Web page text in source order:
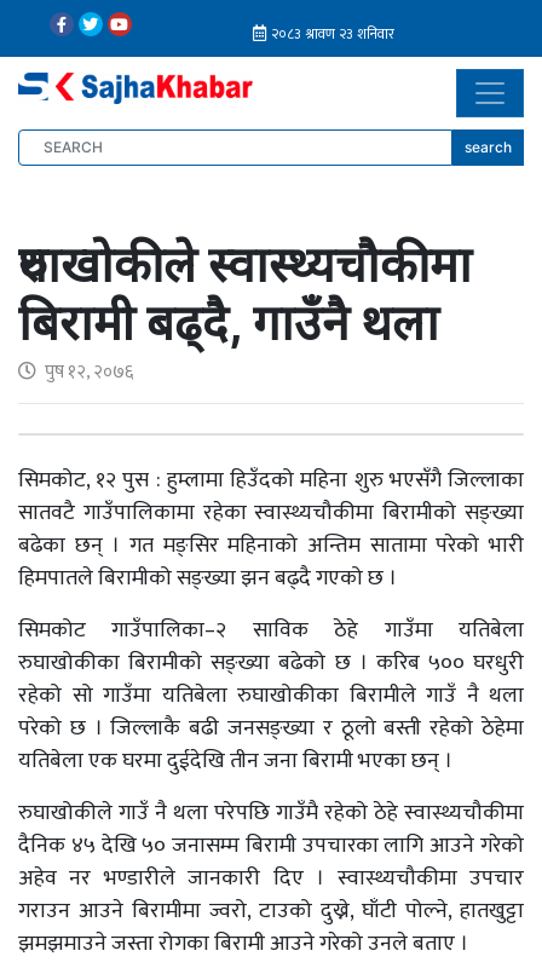
search
रुघाखोकीले स्वास्थ्यचौकीमा
बिरामी बढ्दै, गाउँनै थला
पुष १२, २०७६
सिमकोट, १२ पुस : हुम्लामा हिउँदको महिना शुरु भएसँगै जिल्लाका
सातवटै गाउँपालिकामा रहेका स्वास्थ्यचौकीमा बिरामीको सङ्ख्या
बढेका छन् । गत मङ्सिर महिनाको अन्तिम सातामा परेको भारी
हिमपातले बिरामीको सङ्ख्या झन बढ्दै गएको छ ।
सिमकोट गाउँपालिका–२ साविक ठेहे गाउँमा यतिबेला
रुघाखोकीका बिरामीको सङ्ख्या बढेको छ । करिब ५०० घरधुरी
रहेको सो गाउँमा यतिबेला रुघाखोकीका बिरामीले गाउँ नै थला
परेको छ । जिल्लाकै बढी जनसङ्ख्या र ठूलो बस्ती रहेको ठेहेमा
यतिबेला एक घरमा दुईदेखि तीन जना बिरामी भएका छन् ।
रुघाखोकीले गाउँ नै थला परेपछि गाउँमै रहेको ठेहे स्वास्थ्यचौकीमा
दैनिक ४५ देखि ५० जनासम्म बिरामी उपचारका लागि आउने गरेको
अहेव नर भण्डारीले जानकारी दिए । स्वास्थ्यचौकीमा उपचार
गराउन आउने बिरामीमा ज्वरो, टाउको दुख्ने, घाँटी पोल्ने, हातखुट्टा
झमझमाउने जस्ता रोगका बिरामी आउने गरेको उनले बताए ।